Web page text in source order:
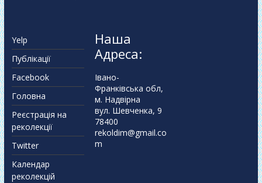
Yelp
Публікації
Facebook
Головна
Реєстрація на
реколекції
Twitter
Календар
реколекцій
Наша
Адреса:
Івано-
Франківська обл,
м. Надвірна
вул. Шевченка, 9
78400
rekoldim@gmail.co
m